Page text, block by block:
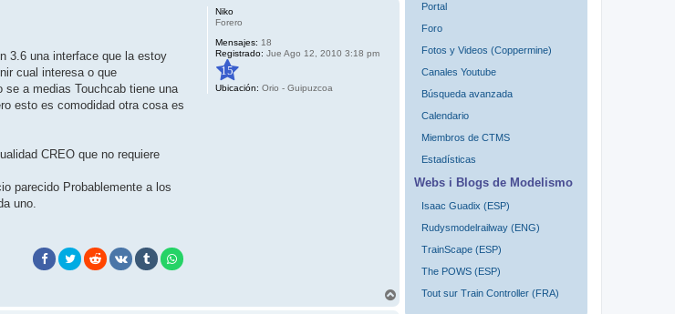
Niko
Forero
Mensajes: 18
Registrado: Jue Ago 12, 2010 3:18 pm
15
Ubicación: Orio - Guipuzcoa
3.6 una interface que la estoy
cual interesa o que
a medias Touchcab tiene una
esto es comodidad otra cosa es
CREO que no requiere
parecido Probablemente a los
uno.
Portal
Foro
Fotos y Videos (Coppermine)
Canales Youtube
Búsqueda avanzada
Calendario
Miembros de CTMS
Estadísticas
Webs i Blogs de Modelismo
Isaac Guadix (ESP)
Rudysmodelrailway (ENG)
TrainScape (ESP)
The POWS (ESP)
Tout sur Train Controller (FRA)